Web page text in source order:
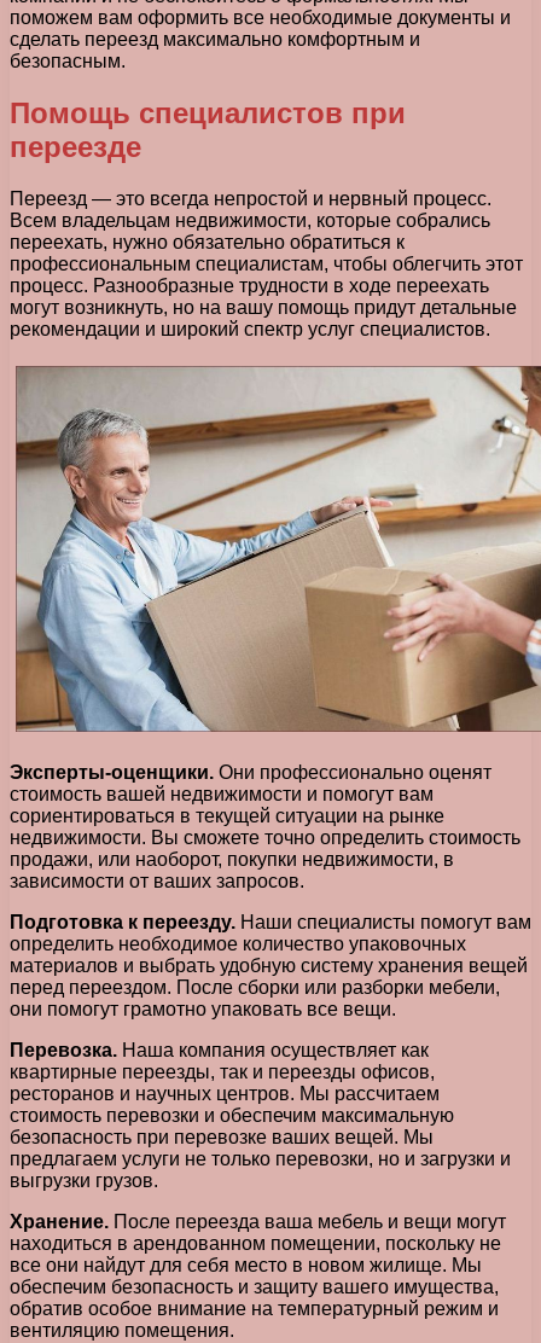
поможем вам оформить все необходимые документы и
сделать переезд максимально комфортным и
безопасным.
Помощь специалистов при
переезде
Переезд — это всегда непростой и нервный процесс.
Всем владельцам недвижимости, которые собрались
переехать, нужно обязательно обратиться к
профессиональным специалистам, чтобы облегчить этот
процесс. Разнообразные трудности в ходе переехать
могут возникнуть, но на вашу помощь придут детальные
рекомендации и широкий спектр услуг специалистов.
Эксперты-оценщики. Они профессионально оценят
стоимость вашей недвижимости и помогут вам
сориентироваться в текущей ситуации на рынке
недвижимости. Вы сможете точно определить стоимость
продажи, или наоборот, покупки недвижимости, в
зависимости от ваших запросов.
Подготовка к переезду. Наши специалисты помогут вам
определить необходимое количество упаковочных
материалов и выбрать удобную систему хранения вещей
перед переездом. После сборки или разборки мебели,
они помогут грамотно упаковать все вещи.
Перевозка. Наша компания осуществляет как
квартирные переезды, так и переезды офисов,
ресторанов и научных центров. Мы рассчитаем
стоимость перевозки и обеспечим максимальную
безопасность при перевозке ваших вещей. Мы
предлагаем услуги не только перевозки, но и загрузки и
выгрузки грузов.
Хранение. После переезда ваша мебель и вещи могут
находиться в арендованном помещении, поскольку не
все они найдут для себя место в новом жилище. Мы
обеспечим безопасность и защиту вашего имущества,
обратив особое внимание на температурный режим и
вентиляцию помещения.